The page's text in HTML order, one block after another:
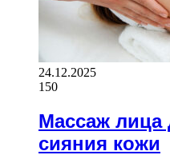
24.12.2025
150
Массаж лица
сияния кожи